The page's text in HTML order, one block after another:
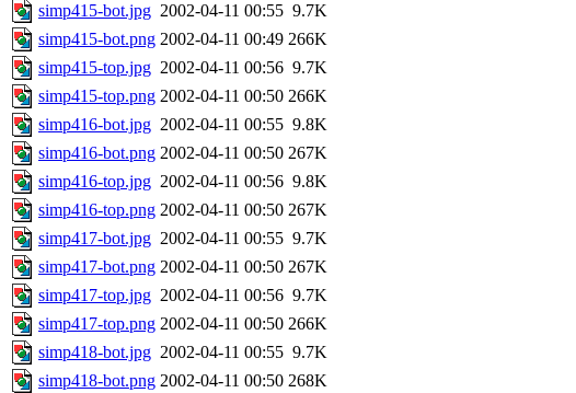
simp415-bot.jpg 2002-04-11 00:55 9.7K
simp415-bot.png 2002-04-11 00:49 266K
simp415-top.jpg 2002-04-11 00:56 9.7K
simp415-top.png 2002-04-11 00:50 266K
simp416-bot.jpg 2002-04-11 00:55 9.8K
simp416-bot.png 2002-04-11 00:50 267K
simp416-top.jpg 2002-04-11 00:56 9.8K
simp416-top.png 2002-04-11 00:50 267K
simp417-bot.jpg 2002-04-11 00:55 9.7K
simp417-bot.png 2002-04-11 00:50 267K
simp417-top.jpg 2002-04-11 00:56 9.7K
simp417-top.png 2002-04-11 00:50 266K
simp418-bot.jpg 2002-04-11 00:55 9.7K
simp418-bot.png 2002-04-11 00:50 268K